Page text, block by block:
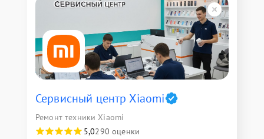
Сервисный центр Xiaomi
Ремонт техники Xiaomi
5,0290 оценки